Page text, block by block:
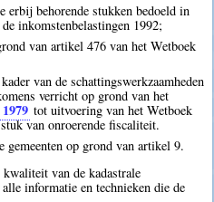
erbij behorende stukken bedoeld in
inkomstenbelastingen 1992;
van artikel 476 van het Wetboek
van de schattingswerkzaamheden
verricht op grond van het
tot uitvoering van het Wetboek
van onroerende fiscaliteit.
gemeenten op grond van artikel 9.
van de kadastrale
informatie en technieken die de